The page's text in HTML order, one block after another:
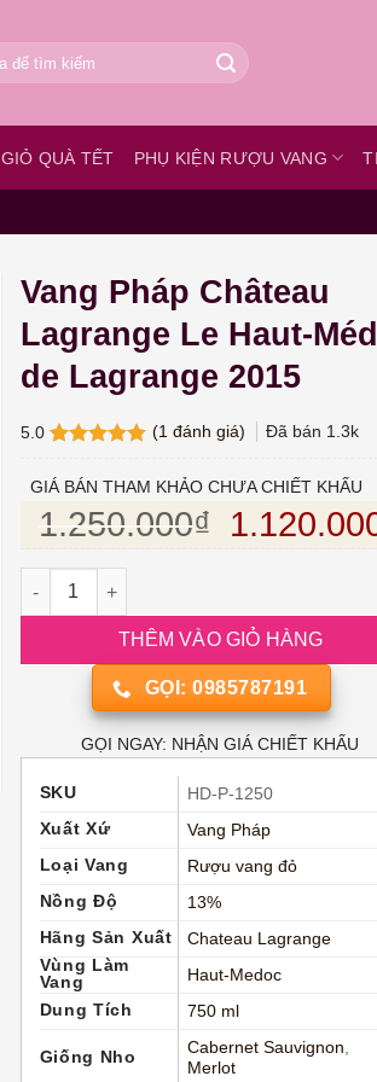
GIỎ QUÀ TẾT PHỤ KIỆN RƯỢU VANG
Vang Pháp Château
Lagrange Le Haut-
de Lagrange 2015
5.0
dựa trên
(1 đánh giá) Đã bán 1.3k
GIÁ BÁN THAM KHẢO CHƯA CHIẾT KHẤU
1.250.000₫ Giá gốc
Vang Pháp Château Lagrange Le Haut-
THÊM VÀO GIỎ HÀNG
GỌI: 0985787191
GỌI NGAY: NHẬN GIÁ CHIẾT KHẤU
SKU
HD-P-1250
Xuất Xứ
Vang Pháp
Loại Vang
Rượu vang đỏ
Nồng Độ
13%
Hãng Sản Xuất
Chateau Lagrange
Vùng Làm
Vang
Haut-Medoc
Dung Tích
750 ml
Giống Nho
Cabernet Sauvignon
Merlot